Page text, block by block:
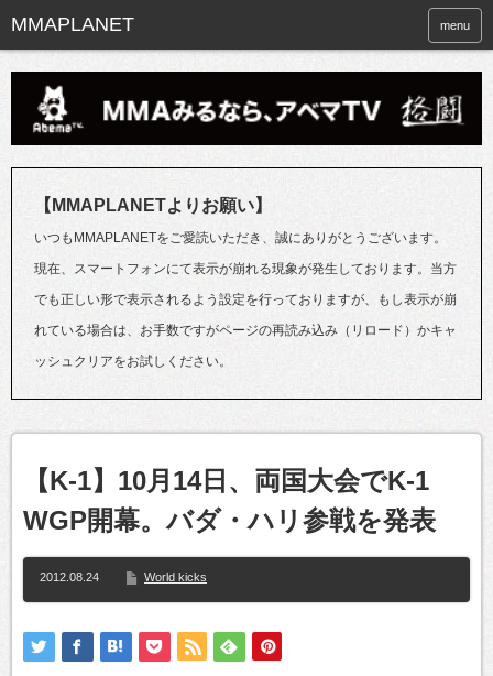
menu
【MMAPLANETよりお願い】
いつもMMAPLANETをご愛読いただき、誠にありがとうございます。
現在、スマートフォンにて表示が崩れる現象が発生しております。当方
でも正しい形で表示されるよう設定を行っておりますが、もし表示が崩
れている場合は、お手数ですがページの再読み込み（リロード）かキャ
ッシュクリアをお試しください。
【K-1】10月14日、両国大会でK-1
WGP開幕。バダ・ハリ参戦を発表
2012.08.24 World kicks